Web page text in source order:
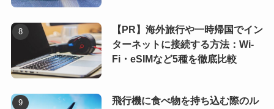
【PR】海外旅行や一時帰国でイン
ターネットに接続する方法：Wi-
Fi・eSIMなど5種を徹底比較
飛行機に食べ物を持ち込む際のル